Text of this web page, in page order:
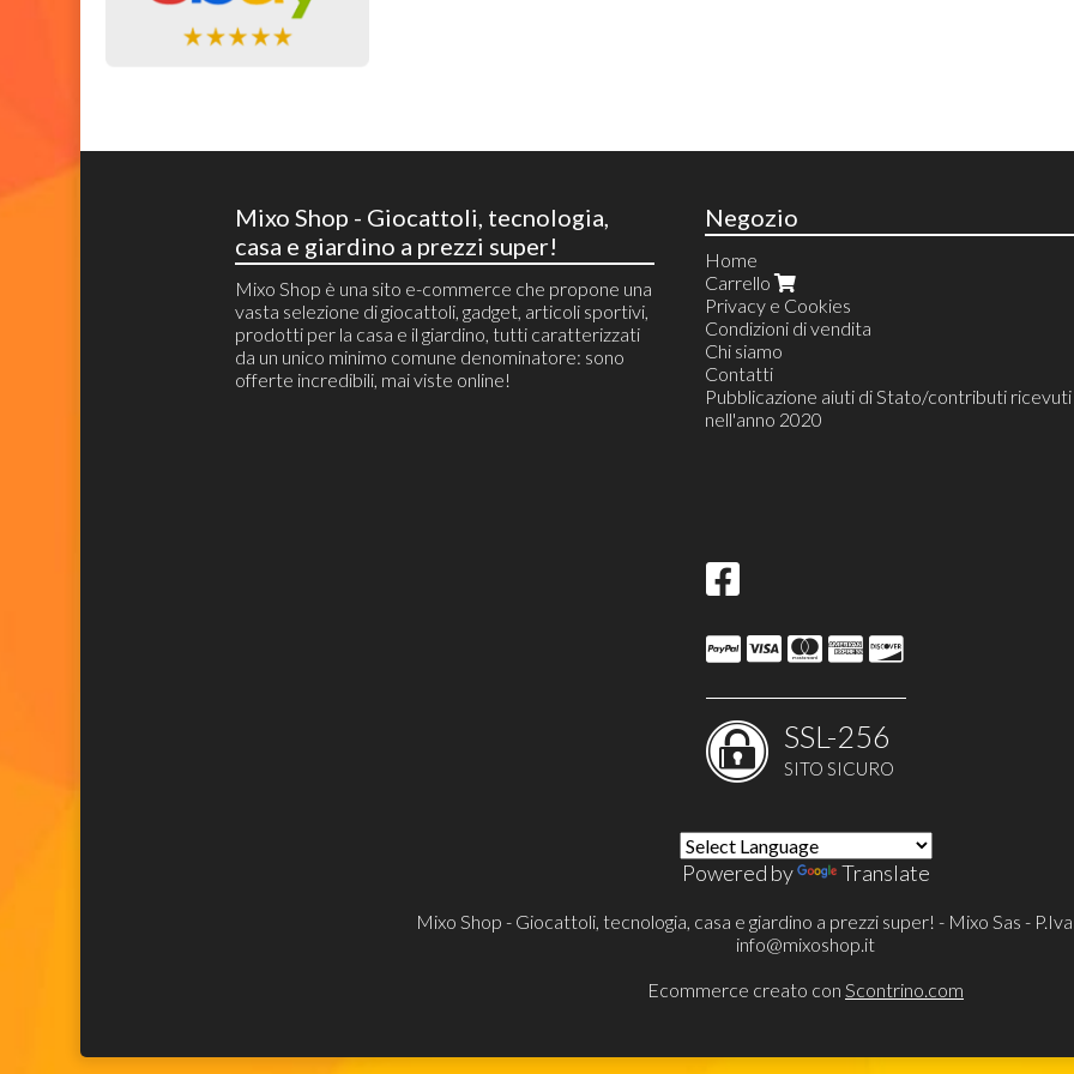
Mixo Shop - Giocattoli, tecnologia,
casa e giardino a prezzi super!
Mixo Shop è una sito e-commerce che propone una
vasta selezione di giocattoli, gadget, articoli sportivi,
prodotti per la casa e il giardino, tutti caratterizzati
da un unico minimo comune denominatore: sono
offerte incredibili, mai viste online!
Negozio
Home
Carrello
Privacy e Cookies
Condizioni di vendita
Chi siamo
Contatti
Pubblicazione aiuti di Stato/contributi ricevuti
nell'anno 2020
SSL-256
SITO SICURO
Powered by Translate
Mixo Shop - Giocattoli, tecnologia, casa e giardino a prezzi super! - Mixo Sas -
info@mixoshop.it
Ecommerce creato con Scontrino.com